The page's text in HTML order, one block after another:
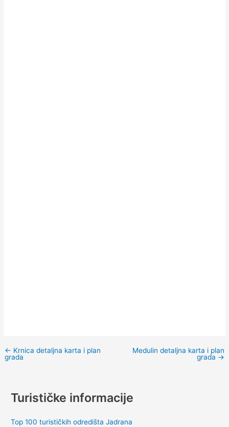
← Krnica detaljna karta i plan
grada
Medulin detaljna karta i plan
grada →
Turističke informacije
Top 100 turističkih odredišta Jadrana